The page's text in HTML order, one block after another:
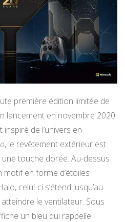
première édition limitée de
lancement en novembre 2020.
de l’univers en
, le revêtement extérieur est
touche dorée. Au-dessus
motif en forme d’étoiles
celui-ci s’étend jusqu’au
le ventilateur. Sous
un bleu qui rappelle